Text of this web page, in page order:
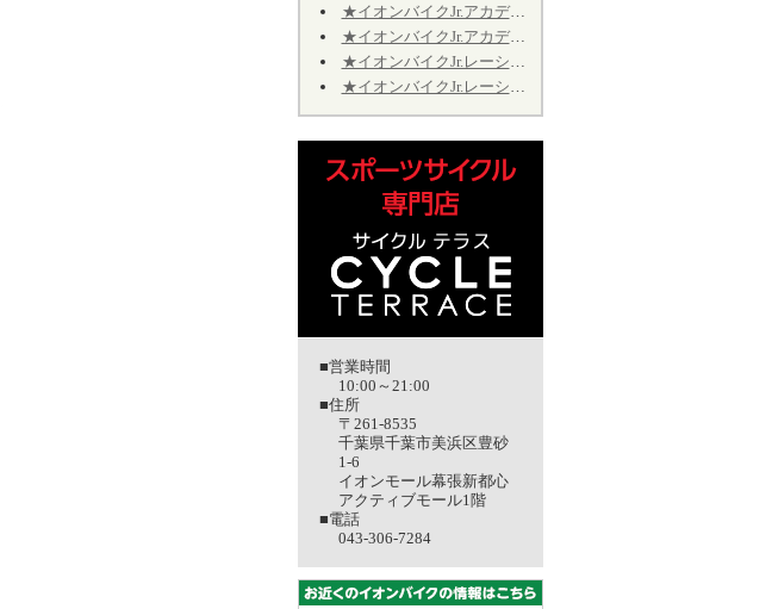
★イオンバイクJr.アカデミー★第12期★第４回★明日7/11、振り替え開催致します★
★イオンバイクJr.アカデミー★第12期★2026年9月の開催日程のお知らせ
★イオンバイクJr.レーシング★第10期★2026年9月の予定★～Jr.アカデミーではありません～
★イオンバイクJr.レーシング★第10期★後半期ご継続のお手続きについて★※Jr.アカデミーではありません
■営業時間
10:00～21:00
■住所
〒261-8535
千葉県千葉市美浜区豊砂
1-6
イオンモール幕張新都心
アクティブモール1階
■電話
043-306-7284